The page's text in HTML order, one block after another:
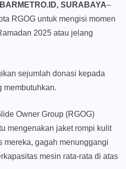
SURABAYA–
RGOG untuk mengisi momen
2025 atau jelang
sejumlah donasi kepada
membutuhkan.
Owner Group (RGOG)
mengenakan jaket rompi kulit
mereka, gagah menunggangi
mesin rata-rata di atas